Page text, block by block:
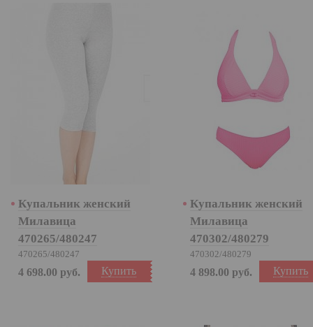
Купальник женский
Милавица
470265/480247
470265/480247
Купить
4 698.00 руб.
Купальник женский
Милавица
470302/480279
470302/480279
Купить
4 898.00 руб.